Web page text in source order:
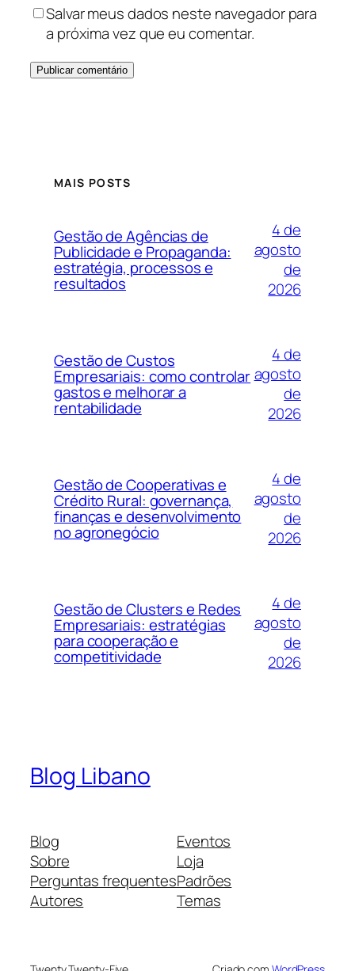
Salvar meus dados neste navegador para
a próxima vez que eu comentar.
MAIS POSTS
Gestão de Agências de
Publicidade e Propaganda:
estratégia, processos e
resultados
4 de
agosto
de
2026
Gestão de Custos
Empresariais: como controlar
gastos e melhorar a
rentabilidade
4 de
agosto
de
2026
Gestão de Cooperativas e
Crédito Rural: governança,
finanças e desenvolvimento
no agronegócio
4 de
agosto
de
2026
Gestão de Clusters e Redes
Empresariais: estratégias
para cooperação e
competitividade
4 de
agosto
de
2026
Blog Libano
Blog
Sobre
Perguntas frequentes
Autores
Eventos
Loja
Padrões
Temas